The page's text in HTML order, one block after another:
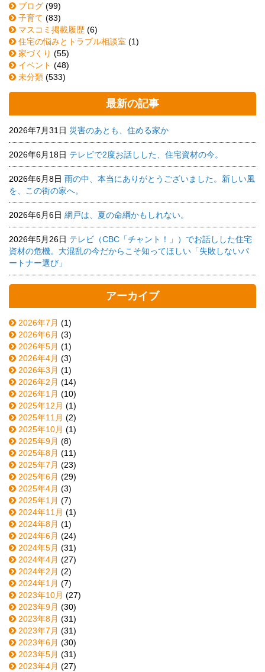
ブログ (99)
子育て (83)
マスコミ掲載履歴 (6)
住宅の悩みとトラブル相談室 (1)
家づくり (55)
イベント (48)
未分類 (533)
最新の記事
2026年7月31日 災害のあとも、住める家か
2026年6月18日 テレビで2度お話しした、住宅資材の今。
2026年6月8日 雨の中、本当にありがとうございました。新しい風
を、この街の家へ。
2026年6月6日 網戸は、夏の命綱かもしれない。
2026年5月26日 テレビ（CBC「チャント！」）でお話しした住宅
資材の危機。大混乱の今だからこそ知ってほしい「失敗しないパ
ートナー選び」
アーカイブ
2026年7月 (1)
2026年6月 (3)
2026年5月 (1)
2026年4月 (3)
2026年3月 (1)
2026年2月 (14)
2026年1月 (10)
2025年12月 (1)
2025年11月 (2)
2025年10月 (1)
2025年9月 (8)
2025年8月 (11)
2025年7月 (23)
2025年6月 (29)
2025年4月 (3)
2025年1月 (7)
2024年11月 (1)
2024年8月 (1)
2024年6月 (24)
2024年5月 (31)
2024年4月 (27)
2024年2月 (2)
2024年1月 (7)
2023年10月 (27)
2023年9月 (30)
2023年8月 (31)
2023年7月 (31)
2023年6月 (30)
2023年5月 (31)
2023年4月 (27)